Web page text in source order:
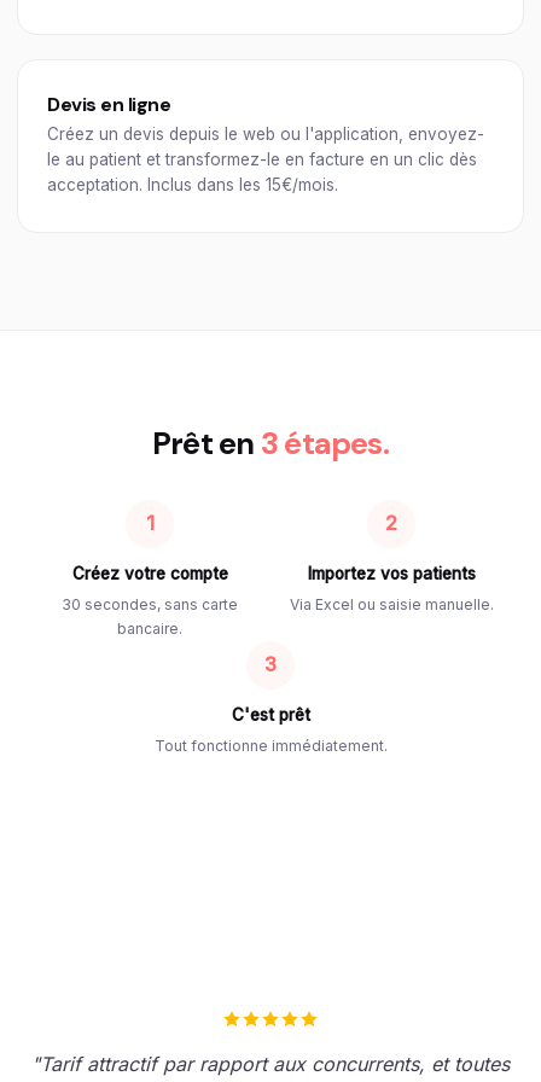
Devis en ligne
Créez un devis depuis le web ou l'application, envoyez-
le au patient et transformez-le en facture en un clic dès
acceptation. Inclus dans les 15€/mois.
Prêt en 3 étapes.
1
Créez votre compte
30 secondes, sans carte
bancaire.
2
Importez vos patients
Via Excel ou saisie manuelle.
3
C'est prêt
Tout fonctionne immédiatement.
"Tarif attractif par rapport aux concurrents, et toutes